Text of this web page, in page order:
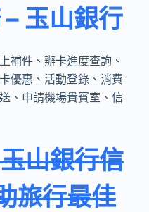
玉山銀行
補件、辦卡進度查詢、
優惠、活動登錄、消費
、申請機場貴賓室、信
山銀行信
旅行最佳